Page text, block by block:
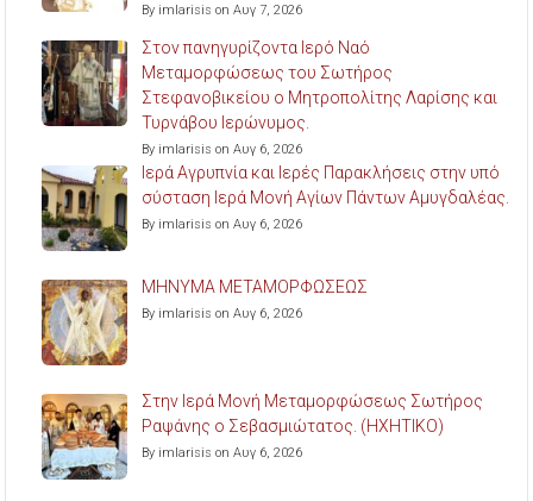
By imlarisis on Αυγ 7, 2026
Στον πανηγυρίζοντα Ιερό Ναό
Μεταμορφώσεως του Σωτήρος
Στεφανοβικείου ο Μητροπολίτης Λαρίσης και
Τυρνάβου Ιερώνυμος.
By imlarisis on Αυγ 6, 2026
Ιερά Αγρυπνία και Ιερές Παρακλήσεις στην υπό
σύσταση Ιερά Μονή Αγίων Πάντων Αμυγδαλέας.
By imlarisis on Αυγ 6, 2026
ΜΗΝΥΜΑ ΜΕΤΑΜΟΡΦΩΣΕΩΣ
By imlarisis on Αυγ 6, 2026
Στην Ιερά Μονή Μεταμορφώσεως Σωτήρος
Ραψάνης ο Σεβασμιώτατος. (ΗΧΗΤΙΚΟ)
By imlarisis on Αυγ 6, 2026